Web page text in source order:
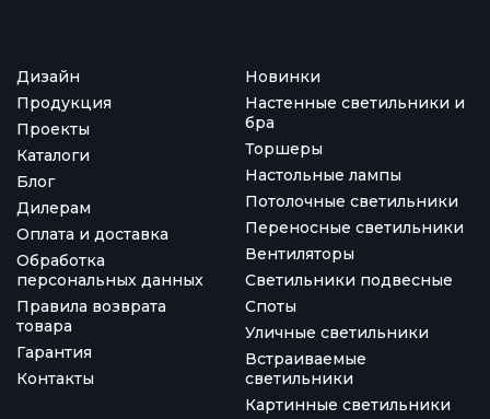
Дизайн
Продукция
Проекты
Каталоги
Блог
Дилерам
Оплата и доставка
Обработка
персональных данных
Правила возврата
товара
Гарантия
Контакты
Новинки
Настенные светильники и
бра
Торшеры
Настольные лампы
Потолочные светильники
Переносные светильники
Вентиляторы
Светильники подвесные
Споты
Уличные светильники
Встраиваемые
светильники
Картинные светильники